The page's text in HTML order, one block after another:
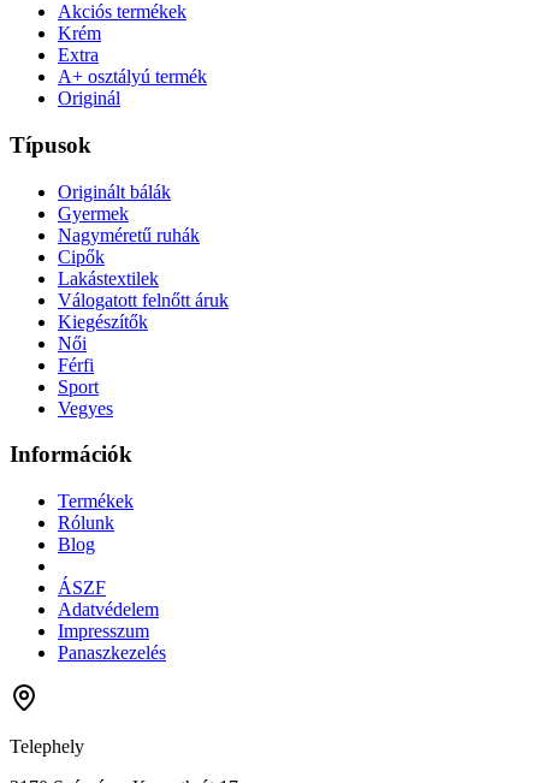
Akciós termékek
Krém
Extra
A+ osztályú termék
Originál
Típusok
Originált bálák
Gyermek
Nagyméretű ruhák
Cipők
Lakástextilek
Válogatott felnőtt áruk
Kiegészítők
Női
Férfi
Sport
Vegyes
Információk
Termékek
Rólunk
Blog
ÁSZF
Adatvédelem
Impresszum
Panaszkezelés
Telephely